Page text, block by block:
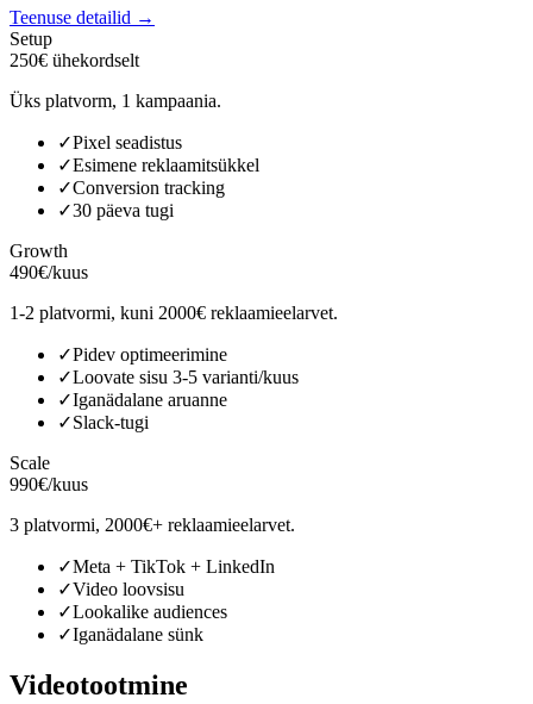
Teenuse detailid →
Setup
250€ ühekordselt
Üks platvorm, 1 kampaania.
✓Pixel seadistus
✓Esimene reklaamitsükkel
✓Conversion tracking
✓30 päeva tugi
Growth
490€/kuus
1-2 platvormi, kuni 2000€ reklaamieelarvet.
✓Pidev optimeerimine
✓Loovate sisu 3-5 varianti/kuus
✓Iganädalane aruanne
✓Slack-tugi
Scale
990€/kuus
3 platvormi, 2000€+ reklaamieelarvet.
✓Meta + TikTok + LinkedIn
✓Video loovsisu
✓Lookalike audiences
✓Iganädalane sünk
Videotootmine